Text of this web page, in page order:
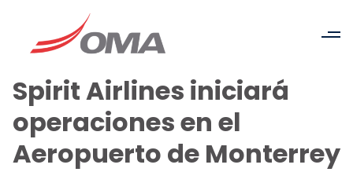
Spirit Airlines iniciará
operaciones en el
Aeropuerto de Monterrey